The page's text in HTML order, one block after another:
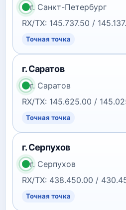
г. Санкт-Петербург
RX/TX: 145.737.50 /
Точная точка
г. Саратов
г. Саратов
RX/TX: 145.625.00 /
Точная точка
г. Серпухов
г. Серпухов
RX/TX: 438.450.00 /
Точная точка